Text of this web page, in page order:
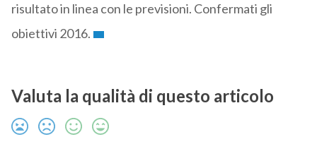
risultato in linea con le previsioni. Confermati gli
obiettivi 2016.
Valuta la qualità di questo articolo